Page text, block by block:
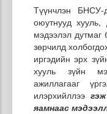
Түүнчлэн
оюутнууд
мэдээлэл дутмаг
зөрчилд
иргэдийн эрх
хууль зүйн
ажиллагааг
илэрхийллээ
яамнаас